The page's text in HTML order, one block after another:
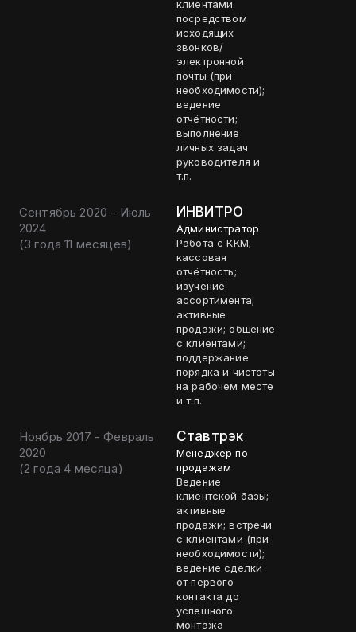
клиентами
посредством
исходящих
звонков/
электронной
почты (при
необходимости);
ведение
отчётности;
выполнение
личных задач
руководителя и
т.п.
Сентябрь 2020 - Июль
2024
(3 года 11 месяцев)
ИНВИТРО
Администратор
Работа с ККМ;
кассовая
отчётность;
изучение
ассортимента;
активные
продажи; общение
с клиентами;
поддержание
порядка и чистоты
на рабочем месте
и т.п.
Ноябрь 2017 - Февраль
2020
(2 года 4 месяца)
Ставтрэк
Менеджер по
продажам
Ведение
клиентской базы;
активные
продажи; встречи
с клиентами (при
необходимости);
ведение сделки
от первого
контакта до
успешного
монтажа